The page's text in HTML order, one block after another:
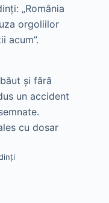
„România
orgoliilor
acum”.
și fără
un accident
cu dosar